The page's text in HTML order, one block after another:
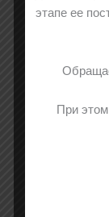
этапе ее
При